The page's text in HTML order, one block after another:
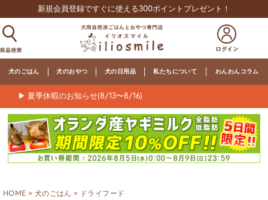
新規会員登録ですぐに使える300ポイントプレゼント！
犬のごはん 犬のおやつ 犬の日用品 私たちについて わんわんコラム
▶ 夏季休暇のお知らせ(8/13〜8/16)
HOME 犬のごはん
ドライフード